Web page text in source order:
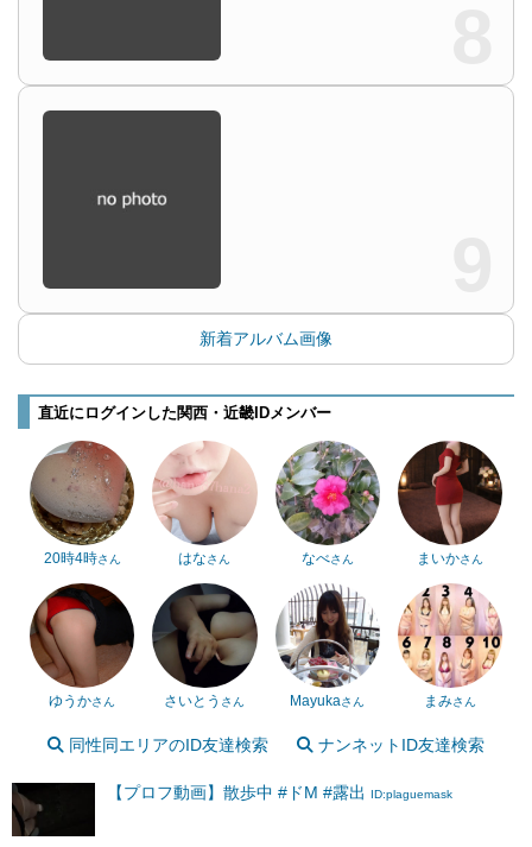
新着アルバム画像
直近にログインした関西・近畿IDメンバー
20時4時さん はなさん なべさん まいかさん
ゆうかさん さいとう さん Mayukaさん まみさん
同性同エリアのID友達検索 ナンネットID友達検索
【プロフ動画】散歩中 #ドM #露出 ID:plaguemask